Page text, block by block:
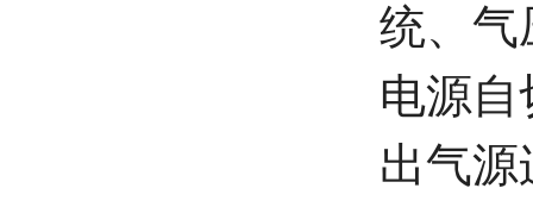
统、气
电源
出气